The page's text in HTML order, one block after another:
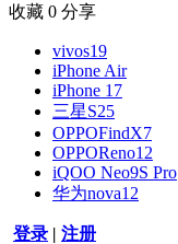
收藏 0 分享
vivos19
iPhone Air
iPhone 17
三星S25
OPPOFindX7
OPPOReno12
iQOO Neo9S Pro
华为nova12
登录 | 注册